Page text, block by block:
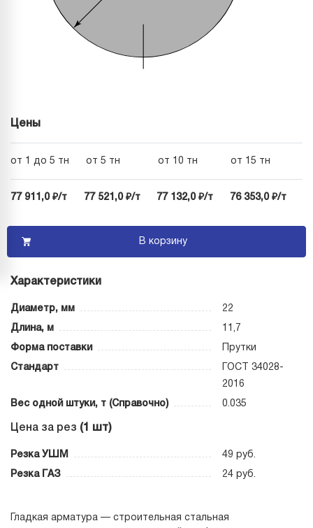
Цены
от 1 до 5 тн от 5 тн от 10 тн от 15 тн
77 911,0 ₽/т 77 521,0 ₽/т 77 132,0 ₽/т 76 353,0 ₽/т
В корзину
Характеристики
Диаметр, мм 22
Длина, м 11,7
Форма поставки Прутки
Стандарт
ГОСТ 34028-
2016
Вес одной штуки, т (Справочно) 0.035
Цена за рез (1 шт)
Резка УШМ 49 руб.
Резка ГАЗ 24 руб.
Гладкая арматура — строительная стальная